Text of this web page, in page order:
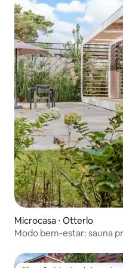
Microcasa ⋅ Otterlo
Modo bem-estar: sauna